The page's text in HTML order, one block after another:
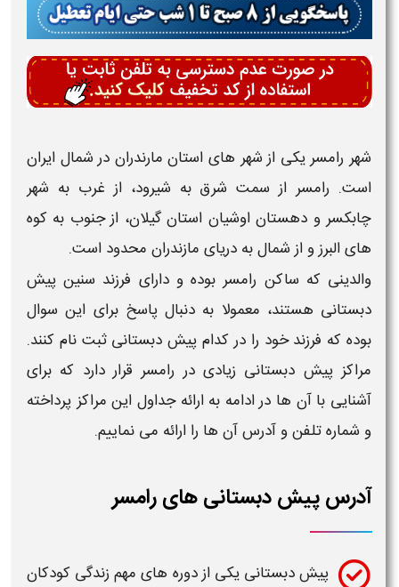
شهررامسریکی از شهر های استان مارندران در شمال ایران
است. رامسر از سمت شرق به شیرود، از غرب به شهر
چابکسر و دهستان اوشیان استان گیلان، از جنوب به کوه‌
های البرز و از شمال به دریای مازندران محدود است.
والدینی که ساکنرامسربوده و دارای فرزند سنینپیش
دبستانیهستند، معمولا به دنبال پاسخ برای این سوال
بوده که فرزند خود را در کدام پیش دبستانیثبت نام کنند.
مراکزپیش دبستانیزیادی در رامسرقرار دارد که برای
آشنایی با آن ها در ادامه به ارائه جداول این مراکز پرداخته
شماره تلفنوآدرسآن ها را ارائه می نماییم.
آدرس پیش دبستانی های رامسر
پیش دبستانییکی از دوره های مهم زندگی کودکان